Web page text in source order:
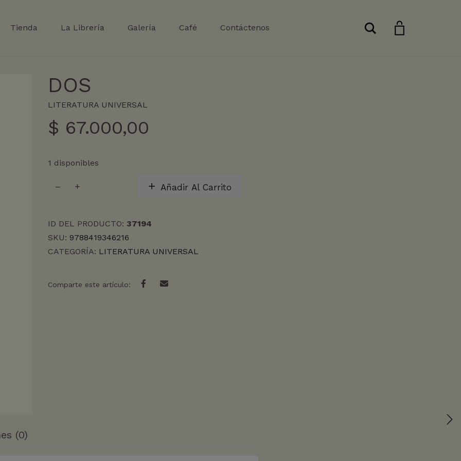
Tienda La Librería Galería Café Contáctenos Buscar
DOS
LITERATURA UNIVERSAL
$ 67.000,00
1 disponibles
cantidad
Añadir Al Carrito
ID DEL PRODUCTO: 37194
SKU: 9788419346216
CATEGORÍA: LITERATURA UNIVERSAL
Comparte este artículo:
(0)